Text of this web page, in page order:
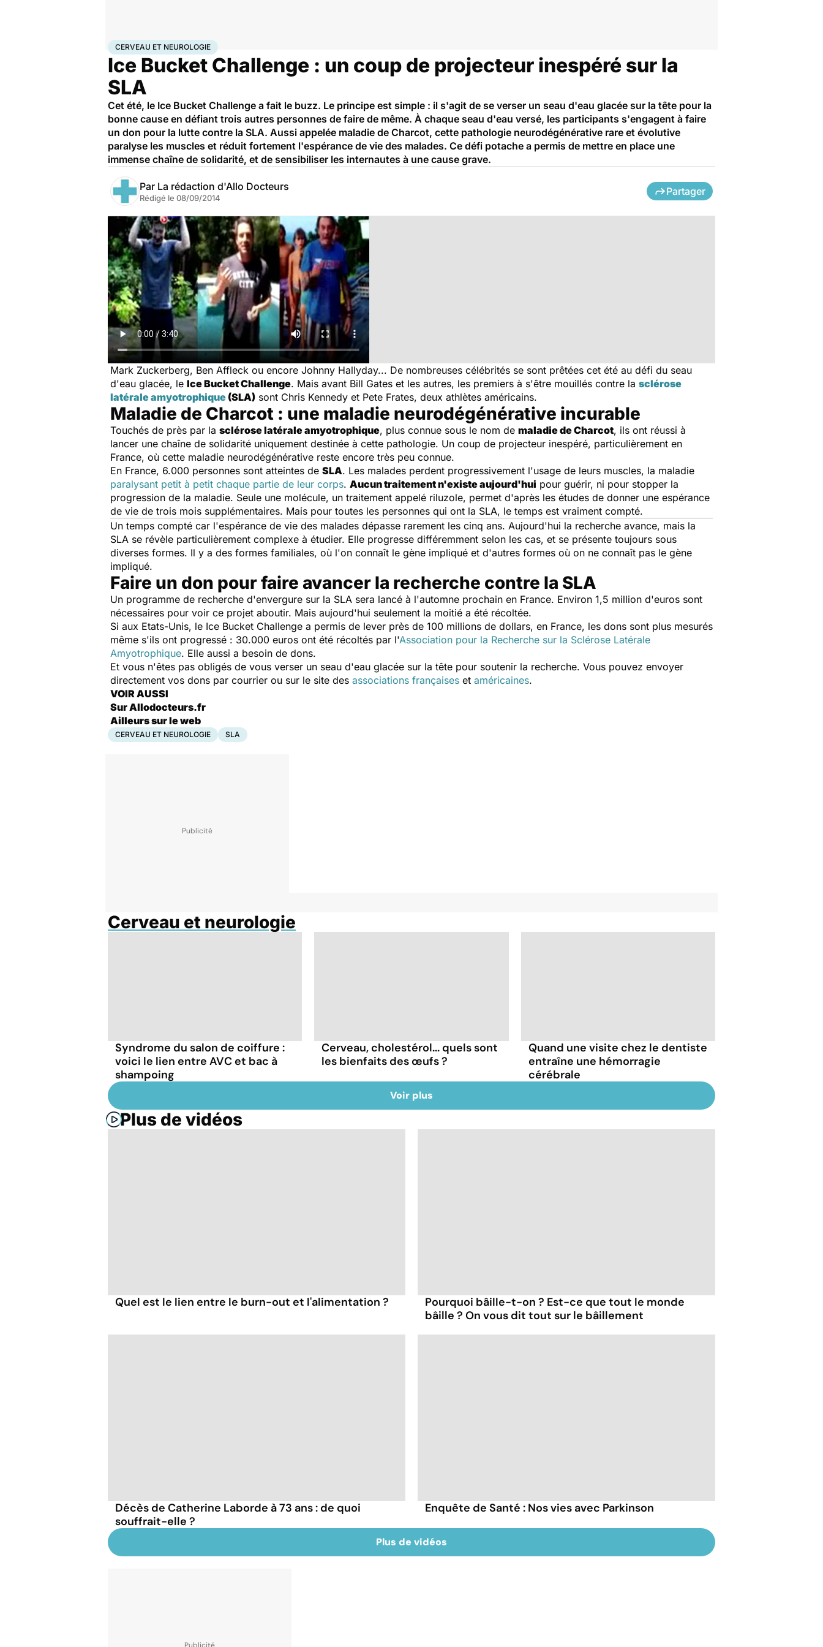
AccueilSantéMaladiesMaladies neurologiques
CERVEAU ET NEUROLOGIE
Ice Bucket Challenge : un coup de projecteur inespéré sur la
SLA
Cet été, le Ice Bucket Challenge a fait le buzz. Le principe est simple : il s'agit de se verser un seau d'eau glacée sur la tête pour la
bonne cause en défiant trois autres personnes de faire de même. À chaque seau d'eau versé, les participants s'engagent à faire
un don pour la lutte contre la SLA. Aussi appelée maladie de Charcot, cette pathologie neurodégénérative rare et évolutive
paralyse les muscles et réduit fortement l'espérance de vie des malades. Ce défi potache a permis de mettre en place une
immense chaîne de solidarité, et de sensibiliser les internautes à une cause grave.
Par La rédaction d'Allo Docteurs
Rédigé le 08/09/2014
Partager
Mark Zuckerberg, Ben Affleck ou encore Johnny Hallyday... De nombreuses célébrités se sont prêtées cet été au défi du seau
d'eau glacée, le Ice Bucket Challenge. Mais avant Bill Gates et les autres, les premiers à s'être mouillés contre la sclérose
latérale amyotrophique (SLA) sont Chris Kennedy et Pete Frates, deux athlètes américains.
Maladie de Charcot : une maladie neurodégénérative incurable
Touchés de près par la sclérose latérale amyotrophique, plus connue sous le nom de maladie de Charcot, ils ont réussi à
lancer une chaîne de solidarité uniquement destinée à cette pathologie. Un coup de projecteur inespéré, particulièrement en
France, où cette maladie neurodégénérative reste encore très peu connue.
En France, 6.000 personnes sont atteintes de SLA. Les malades perdent progressivement l'usage de leurs muscles, la maladie
paralysant petit à petit chaque partie de leur corps. Aucun traitement n'existe aujourd'hui pour guérir, ni pour stopper la
progression de la maladie. Seule une molécule, un traitement appelé riluzole, permet d'après les études de donner une espérance
de vie de trois mois supplémentaires. Mais pour toutes les personnes qui ont la SLA, le temps est vraiment compté.
Un temps compté car l'espérance de vie des malades dépasse rarement les cinq ans. Aujourd'hui la recherche avance, mais la
SLA se révèle particulièrement complexe à étudier. Elle progresse différemment selon les cas, et se présente toujours sous
diverses formes. Il y a des formes familiales, où l'on connaît le gène impliqué et d'autres formes où on ne connaît pas le gène
impliqué.
Faire un don pour faire avancer la recherche contre la SLA
Un programme de recherche d'envergure sur la SLA sera lancé à l'automne prochain en France. Environ 1,5 million d'euros sont
nécessaires pour voir ce projet aboutir. Mais aujourd'hui seulement la moitié a été récoltée.
Si aux Etats-Unis, le Ice Bucket Challenge a permis de lever près de 100 millions de dollars, en France, les dons sont plus mesurés
même s'ils ont progressé : 30.000 euros ont été récoltés par l'Association pour la Recherche sur la Sclérose Latérale
Amyotrophique. Elle aussi a besoin de dons.
Et vous n'êtes pas obligés de vous verser un seau d'eau glacée sur la tête pour soutenir la recherche. Vous pouvez envoyer
directement vos dons par courrier ou sur le site des associations françaises et américaines.
VOIR AUSSI
Sur Allodocteurs.fr
Ailleurs sur le web
CERVEAU ET NEUROLOGIE SLA
Cerveau et neurologie
Syndrome du salon de coiffure :
voici le lien entre AVC et bac à
shampoing
Cerveau, cholestérol... quels sont
les bienfaits des œufs ?
Quand une visite chez le dentiste
entraîne une hémorragie
cérébrale
Voir plus
Plus de vidéos
Quel est le lien entre le burn-out et l'alimentation ?
Pourquoi bâille-t-on ? Est-ce que tout le monde
bâille ? On vous dit tout sur le bâillement
Décès de Catherine Laborde à 73 ans : de quoi
souffrait-elle ?
Enquête de Santé : Nos vies avec Parkinson
Plus de vidéos